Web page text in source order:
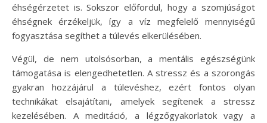
éhségérzetet is. Sokszor előfordul, hogy a szomjúságot
éhségnek érzékeljük, így a víz megfelelő mennyiségű
fogyasztása segíthet a túlevés elkerülésében.
Végül, de nem utolsósorban, a mentális egészségünk
támogatása is elengedhetetlen. A stressz és a szorongás
gyakran hozzájárul a túlevéshez, ezért fontos olyan
technikákat elsajátítani, amelyek segítenek a stressz
kezelésében. A meditáció, a légzőgyakorlatok vagy a